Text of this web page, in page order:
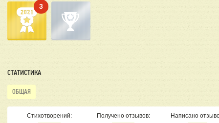
3
СТАТИСТИКА
ОБЩАЯ
Стихотворений: Получено отзывов: Написано